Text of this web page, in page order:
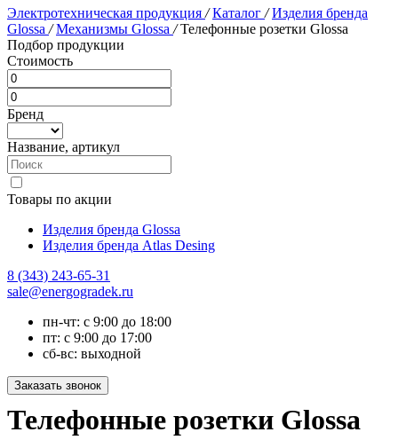
Электротехническая продукция / Каталог / Изделия бренда
Glossa / Механизмы Glossa / Телефонные розетки Glossa
Подбор продукции
Стоимость
Бренд
Название, артикул
Товары по акции
Изделия бренда Glossa
Изделия бренда Atlas Desing
8 (343) 243-65-31
sale@energogradek.ru
пн-чт: с 9:00 до 18:00
пт: с 9:00 до 17:00
сб-вс: выходной
Телефонные розетки Glossa